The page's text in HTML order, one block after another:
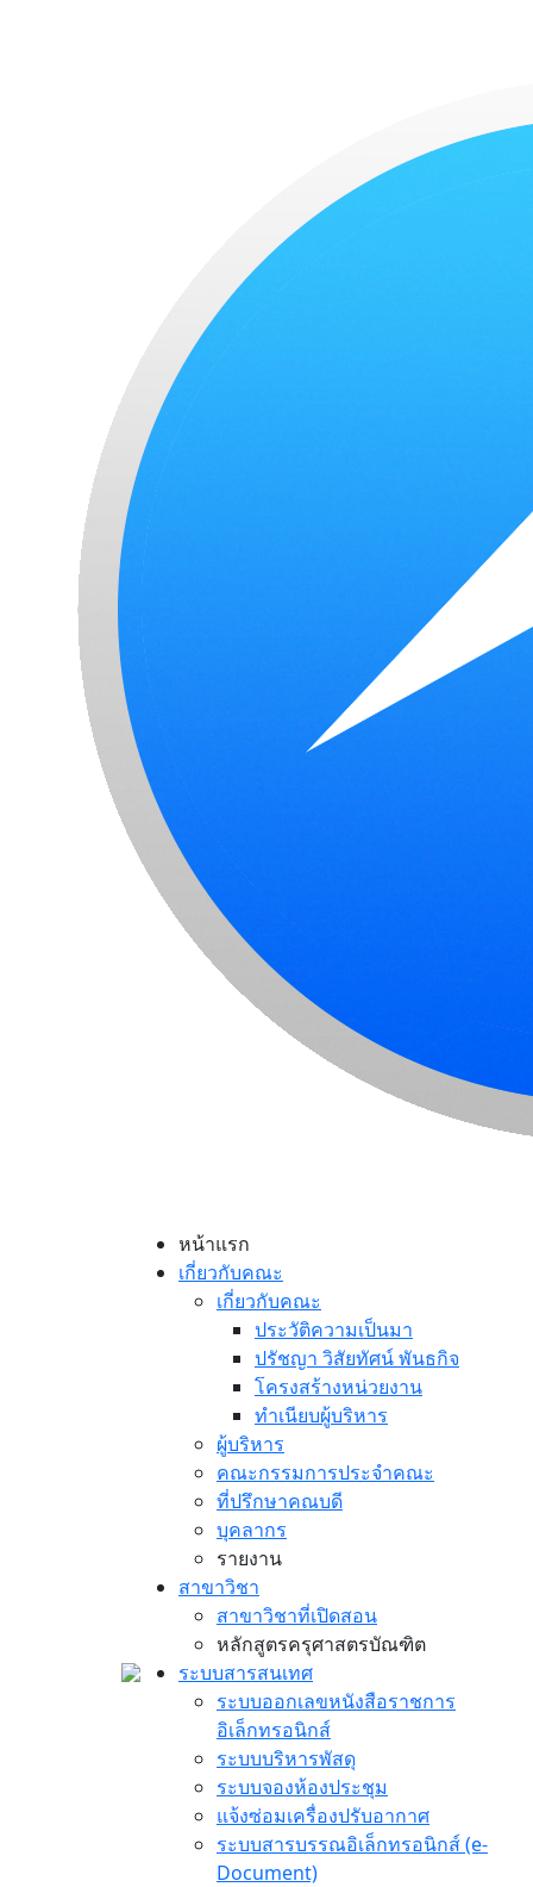
หน้าแรก
เกี่ยวกับคณะ
เกี่ยวกับคณะ
ประวัติความเป็นมา
ปรัชญา วิสัยทัศน์ พันธกิจ
โครงสร้างหน่วยงาน
ทำเนียบผู้บริหาร
ผู้บริหาร
คณะกรรมการประจำคณะ
ที่ปรึกษาคณบดี
บุคลากร
รายงาน
สาขาวิชา
สาขาวิชาที่เปิดสอน
หลักสูตรครุศาสตรบัณฑิต
ระบบสารสนเทศ
ระบบออกเลขหนังสือราชการ
อิเล็กทรอนิกส์
ระบบบริหารพัสดุ
ระบบจองห้องประชุม
แจ้งซ่อมเครื่องปรับอากาศ
ระบบสารบรรณอิเล็กทรอนิกส์ (e-
Document)